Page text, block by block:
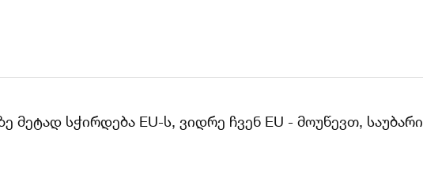
მეტად სჭირდება EU-ს, ვიდრე ჩვენ EU - მოუწევთ, საუბარი